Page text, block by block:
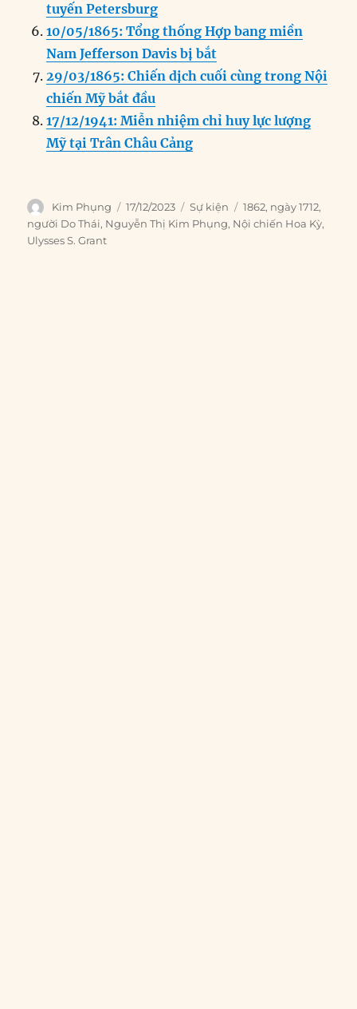
tuyến Petersburg
10/05/1865: Tổng thống Hợp bang miền
Nam Jefferson Davis bị bắt
29/03/1865: Chiến dịch cuối cùng trong Nội
chiến Mỹ bắt đầu
17/12/1941: Miễn nhiệm chỉ huy lực lượng
Mỹ tại Trân Châu Cảng
Author
Kim Phụng
Posted
on
17/12/2023 Categories
Sự kiện Tags
1862, ngày 1712,
người Do Thái, Nguyễn Thị Kim Phụng, Nội chiến Hoa Kỳ,
Ulysses S. Grant